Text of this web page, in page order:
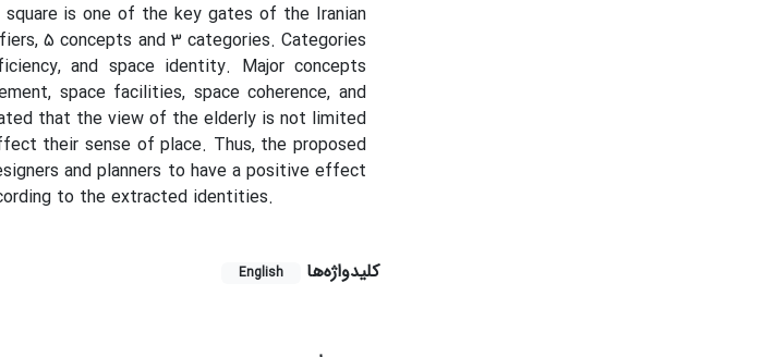
square is one of the key gates of the Iranian
5 concepts and 3 categories. Categories
and space identity. Major concepts
space facilities, space coherence, and
that the view of the elderly is not limited
their sense of place. Thus, the proposed
and planners to have a positive effect
to the extracted identities.
کلیدواژه‌ها English